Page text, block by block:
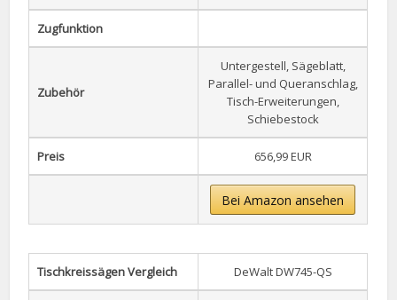
Zugfunktion
Zubehör
Untergestell, Sägeblatt,
Parallel- und Queranschlag,
Tisch-Erweiterungen,
Schiebestock
Preis 656,99 EUR
Bei Amazon ansehen
Tischkreissägen Vergleich DeWalt DW745-QS